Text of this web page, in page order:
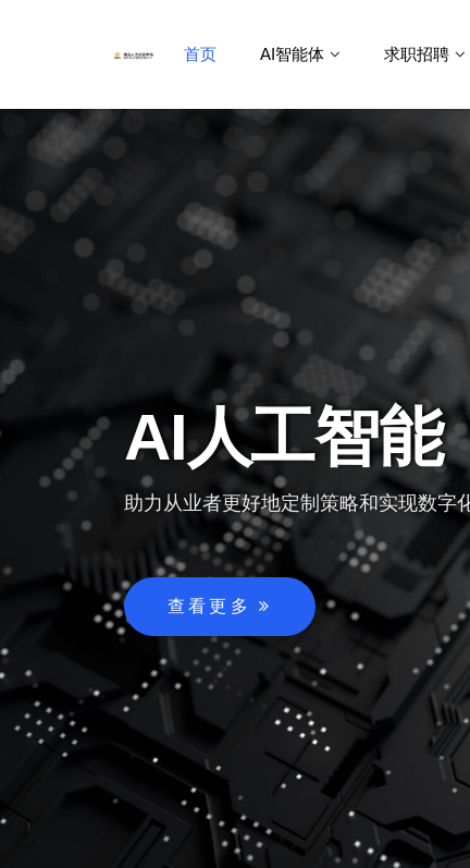
首页 AI智能体 求职招聘
AI人工智能
助力从业者更好地定制策略和实现数字
查看更多